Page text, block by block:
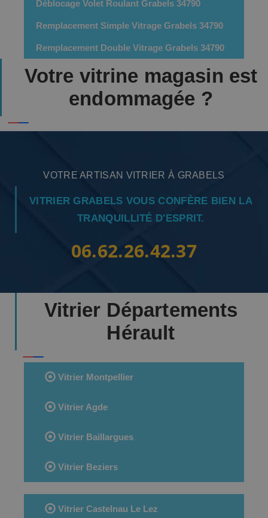
Déblocage Volet Roulant Grabels 34790
Remplacement Simple Vitrage Grabels 34790
Remplacement Double Vitrage Grabels 34790
Votre vitrine magasin est
endommagée ?
VOTRE ARTISAN VITRIER À GRABELS
VITRIER GRABELS VOUS CONFÈRE BIEN LA
TRANQUILLITÉ D'ESPRIT.
06.62.26.42.37
Vitrier Départements
Hérault
Vitrier Montpellier
Vitrier Agde
Vitrier Baillargues
Vitrier Beziers
Vitrier Castelnau Le Lez